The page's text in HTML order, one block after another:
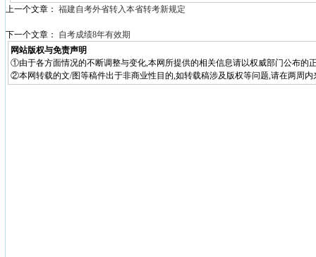
上一个文章： 福建自考外省转入本省转考新规定
下一个文章：
自考成绩8年有效期
网站版权与免责声明
①由于各方面情况的不断调整与变化,本网所提供的相关信息请以权威部门公布的
②本网转载的文/图等稿件出于非商业性目的,如转载稿涉及版权等问题,请在两周内